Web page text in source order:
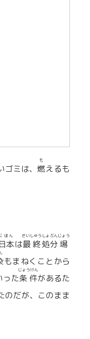
ゴミは、 燃
も
えるも
本
ほん
は最終
さいしゅう
処分
しょぶん
場
じょう
もまねくことから
った条件
じょうけん
があるた
のだが、このまま